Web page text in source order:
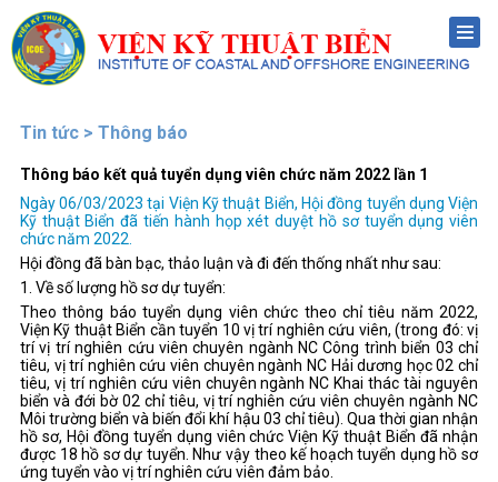
Menu
Tin tức > Thông báo
Thông báo kết quả tuyển dụng viên chức năm 2022 lần 1
Ngày 06/03/2023 tại Viện Kỹ thuật Biển, Hội đồng tuyển dụng Viện
Kỹ thuật Biển đã tiến hành họp xét duyệt hồ sơ tuyển dụng viên
chức năm 2022.
Hội đồng đã bàn bạc, thảo luận và đi đến thống nhất như sau:
1. Về số lượng hồ sơ dự tuyển:
Theo thông báo tuyển dụng viên chức theo chỉ tiêu năm 2022,
Viện Kỹ thuật Biển cần tuyển 10 vị trí nghiên cứu viên, (trong đó: vị
trí vị trí nghiên cứu viên chuyên ngành NC Công trình biển 03 chỉ
tiêu, vị trí nghiên cứu viên chuyên ngành NC Hải dương học 02 chỉ
tiêu, vị trí nghiên cứu viên chuyên ngành NC Khai thác tài nguyên
biển và đới bờ 02 chỉ tiêu, vị trí nghiên cứu viên chuyên ngành NC
Môi trường biển và biến đổi khí hậu 03 chỉ tiêu). Qua thời gian nhận
hồ sơ, Hội đồng tuyển dụng viên chức Viện Kỹ thuật Biển đã nhận
được 18 hồ sơ dự tuyển. Như vậy theo kế hoạch tuyển dụng hồ sơ
ứng tuyển vào vị trí nghiên cứu viên đảm bảo.